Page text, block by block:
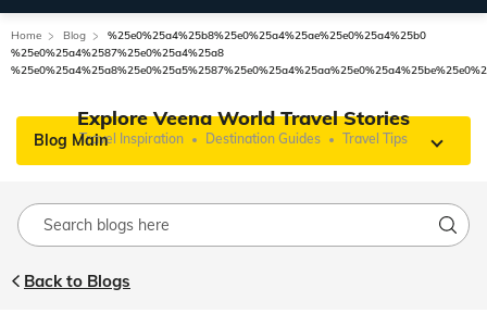
Home Blog
%25e0%25a4%25b8%25e0%25a4%25ae%25e0%25a4%25b0
%25e0%25a4%2587%25e0%25a4%25a8
Explore Veena World Travel Stories
Travel Inspiration Destination Guides Travel Tips
Blog Main
Back to Blogs